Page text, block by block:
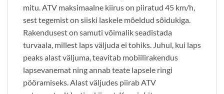
mitu. ATV maksimaalne kiirus on piiratud 45 km/h,
sest tegemist on siiski laskele mõeldud sõidukiga.
Rakendusest on samuti võimalik seadistada
turvaala, millest laps väljuda ei tohiks. Juhul, kui laps
peaks alast väljuma, teavitab mobiilirakendus
lapsevanemat ning annab teate lapsele ringi
pööramiseks. Alast väljudes piirab ATV